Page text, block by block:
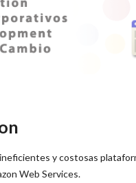
y costosas
Web Services.